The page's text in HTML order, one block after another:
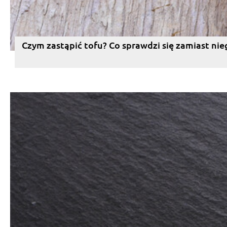
Czym zastąpić tofu? Co sprawdzi się zamiast